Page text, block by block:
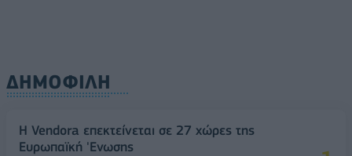
ΔΗΜΟΦΙΛΗ
Η Vendora επεκτείνεται σε 27 χώρες της
Ευρωπαϊκή 'Ενωσης